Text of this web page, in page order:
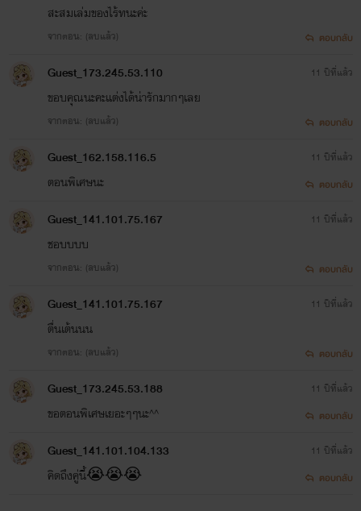
สะสมเล่มของไร้ทนะค่ะ
จากตอน: (ลบแล้ว) ตอบกลับ
Guest_173.245.53.110
ขอบคุณนะคะแต่งได้น่ารักมากๆเลย
จากตอน: (ลบแล้ว)
11 ปีที่แล้ว
ตอบกลับ
Guest_162.158.116.5
ตอนพิเศษนะ
11 ปีที่แล้ว
ตอบกลับ
Guest_141.101.75.167
ชอบบบบ
จากตอน: (ลบแล้ว)
11 ปีที่แล้ว
ตอบกลับ
Guest_141.101.75.167
ตื่นเต้นนน
จากตอน: (ลบแล้ว)
11 ปีที่แล้ว
ตอบกลับ
Guest_173.245.53.188
ขอตอนพิเศษเยอะๆๆนะ^^
11 ปีที่แล้ว
ตอบกลับ
Guest_141.101.104.133
คิดถึงคู่นี้😭😭😭
11 ปีที่แล้ว
ตอบกลับ